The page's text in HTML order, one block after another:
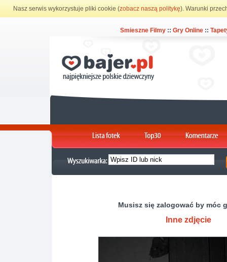
Nasz serwis wykorzystuje pliki cookie (zobacz naszą politykę). Warunki
Smieszne Filmy ::Gry Online ::
Musisz się zalogować by móc
Inne zdjęcie